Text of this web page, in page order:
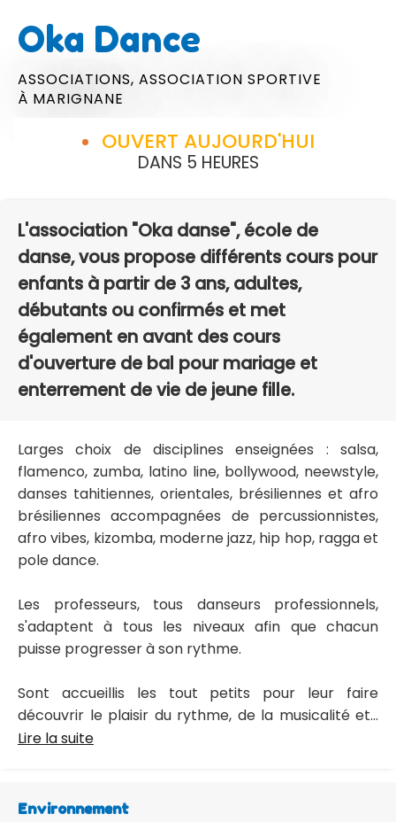
Oka Dance
ASSOCIATIONS, ASSOCIATION SPORTIVE
À MARIGNANE
OUVERT AUJOURD'HUI
DANS 5 HEURES
L'association "Oka danse", école de
danse, vous propose différents cours pour
enfants à partir de 3 ans, adultes,
débutants ou confirmés et met
également en avant des cours
d'ouverture de bal pour mariage et
enterrement de vie de jeune fille.
Larges choix de disciplines enseignées : salsa,
flamenco, zumba, latino line, bollywood, neewstyle,
danses tahitiennes, orientales, brésiliennes et afro
brésiliennes accompagnées de percussionnistes,
afro vibes, kizomba, moderne jazz, hip hop, ragga et
pole dance.
Les professeurs, tous danseurs professionnels,
s'adaptent à tous les niveaux afin que chacun
puisse progresser à son rythme.
Sont accueillis les tout petits pour leur faire
découvrir le plaisir du rythme, de la musicalité et...
Lire la suite
Environnement